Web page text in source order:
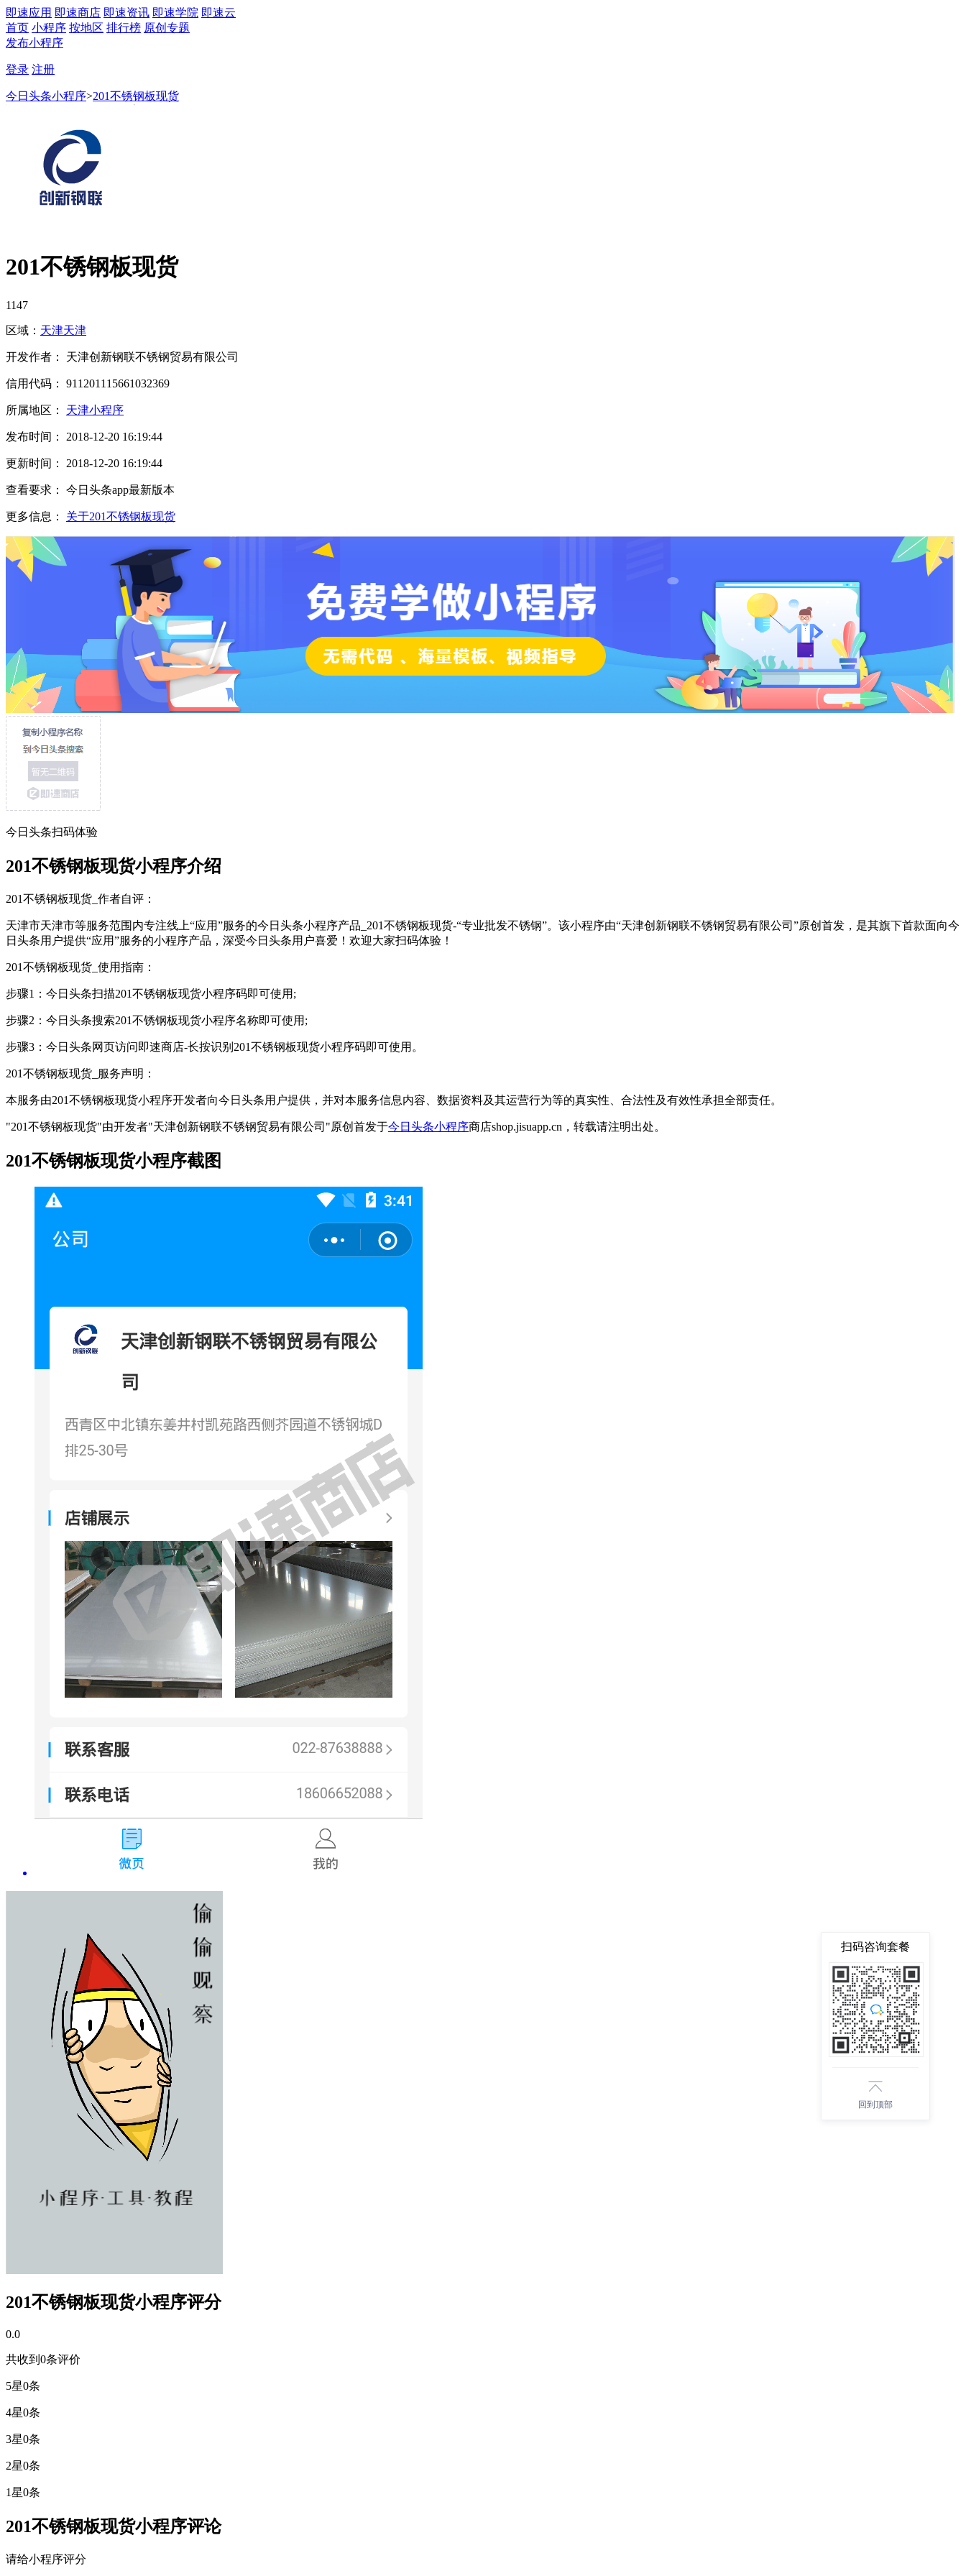
即速应用 即速商店 即速资讯 即速学院 即速云
首页 小程序 按地区 排行榜 原创专题
发布小程序
登录 注册
今日头条小程序>201不锈钢板现货
201不锈钢板现货
1147
区域： 天津天津
开发作者： 天津创新钢联不锈钢贸易有限公司
信用代码： 911201115661032369
所属地区： 天津小程序
发布时间： 2018-12-20 16:19:44
更新时间： 2018-12-20 16:19:44
查看要求： 今日头条app最新版本
更多信息： 关于201不锈钢板现货
今日头条扫码体验
201不锈钢板现货小程序介绍
201不锈钢板现货_作者自评：
天津市天津市等服务范围内专注线上“应用”服务的今日头条小程序产品_201不锈钢板现货-“专业批发不锈钢”。该小程序由“天津创新钢联不锈钢贸易有限公司”原创首发，是其旗下首款面向今
日头条用户提供“应用”服务的小程序产品，深受今日头条用户喜爱！欢迎大家扫码体验！
201不锈钢板现货_使用指南：
步骤1：今日头条扫描201不锈钢板现货小程序码即可使用;
步骤2：今日头条搜索201不锈钢板现货小程序名称即可使用;
步骤3：今日头条网页访问即速商店-长按识别201不锈钢板现货小程序码即可使用。
201不锈钢板现货_服务声明：
本服务由201不锈钢板现货小程序开发者向今日头条用户提供，并对本服务信息内容、数据资料及其运营行为等的真实性、合法性及有效性承担全部责任。
"201不锈钢板现货"由开发者"天津创新钢联不锈钢贸易有限公司"原创首发于今日头条小程序商店shop.jisuapp.cn，转载请注明出处。
201不锈钢板现货小程序截图
201不锈钢板现货小程序评分
0.0
共收到 0条评价
5星0条
4星0条
3星0条
2星0条
1星0条
201不锈钢板现货小程序评论
请给小程序评分
扫码咨询套餐
回到顶部